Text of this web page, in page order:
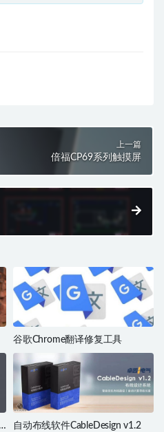
上一篇
倍福CP69系列触摸屏
谷歌Chrome翻译修复工具
自动布线软件CableDesign v1.2